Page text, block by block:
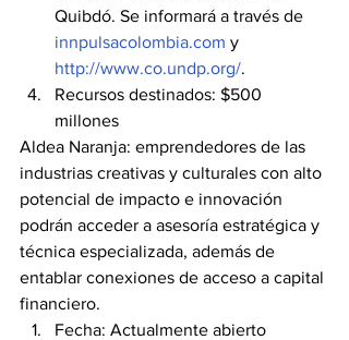
Quibdó. Se informará a través de
innpulsacolombia.com y
http://www.co.undp.org/.
Recursos destinados: $500
millones
Aldea Naranja: emprendedores de las
industrias creativas y culturales con alto
potencial de impacto e innovación
podrán acceder a asesoría estratégica y
técnica especializada, además de
entablar conexiones de acceso a capital
financiero.
Fecha: Actualmente abierto